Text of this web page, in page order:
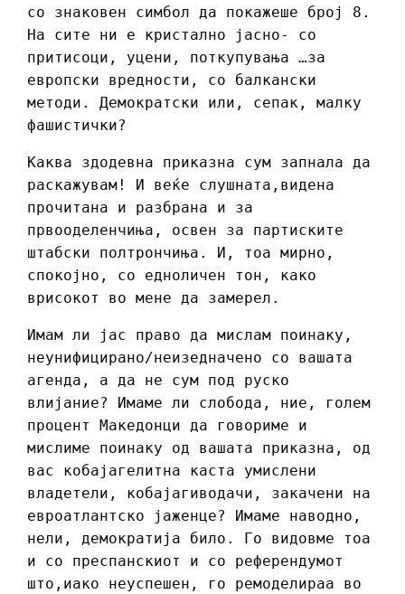
со знаковен симбол да покажеше број 8.
На сите ни е кристално јасно- со
притисоци, уцени, поткупувања …за
европски вредности, со балкански
методи. Демократски или, сепак, малку
фашистички?
Каква здодевна приказна сум запнала да
раскажувам! И веќе слушната,видена
прочитана и разбрана и за
првооделенчиња, освен за партиските
штабски полтрончиња. И, тоа мирно,
спокојно, со едноличен тон, како
врисокот во мене да замерел.
Имам ли јас право да мислам поинаку,
неунифицирано/неизедначено со вашата
агенда, а да не сум под руско
влијание? Имаме ли слобода, ние, голем
процент Македонци да говориме и
мислиме поинаку од вашата приказна, од
вас кобајагелитна каста умислени
владетели, кобајагиводачи, закачени на
евроатлантско јаженце? Имаме наводно,
нели, демократија било. Го видовме тоа
и со преспанскиот и со референдумот
што,иако неуспешен, го ремоделираа во